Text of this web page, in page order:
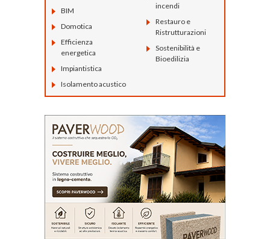
BIM
Domotica
Efficienza
energetica
Impiantistica
Isolamento acustico
incendi
Restauro e
Ristrutturazioni
Sostenibilità e
Bioedilizia